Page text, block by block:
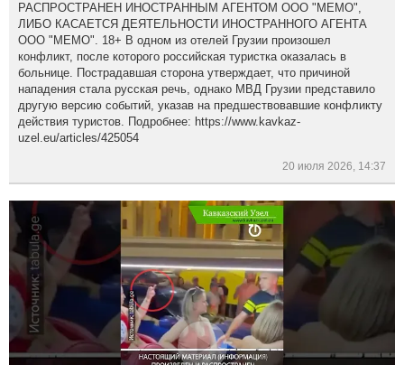
РАСПРОСТРАНЕН ИНОСТРАННЫМ АГЕНТОМ ООО "МЕМО",
ЛИБО КАСАЕТСЯ ДЕЯТЕЛЬНОСТИ ИНОСТРАННОГО АГЕНТА
ООО "МЕМО". 18+ В одном из отелей Грузии произошел
конфликт, после которого российская туристка оказалась в
больнице. Пострадавшая сторона утверждает, что причиной
нападения стала русская речь, однако МВД Грузии представило
другую версию событий, указав на предшествовавшие конфликту
действия туристов. Подробнее: https://www.kavkaz-
uzel.eu/articles/425054
20 июля 2026, 14:37